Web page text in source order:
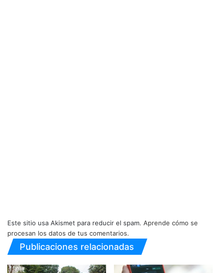
Este sitio usa Akismet para reducir el spam. Aprende cómo se
procesan los datos de tus comentarios.
Publicaciones relacionadas